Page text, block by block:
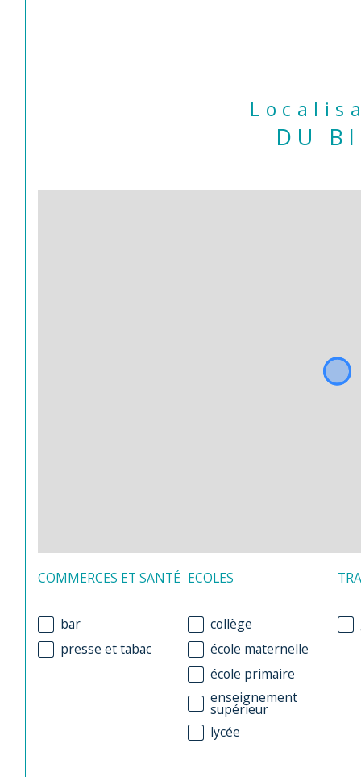
DU
COMMERCES ET SANTÉ
bar
presse et tabac
ECOLES
collège
école maternelle
école primaire
enseignement
supérieur
lycée